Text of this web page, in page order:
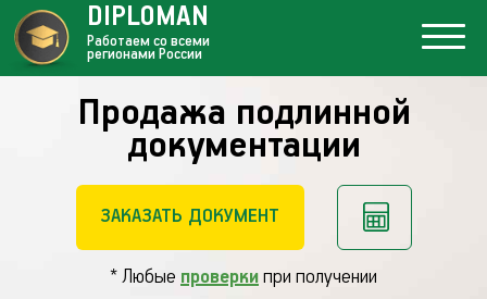
Продажа подлинной
документации
ЗАКАЗАТЬ ДОКУМЕНТ
* Любые проверки при получении
DIPLOMAN
Работаем со всеми
регионами России